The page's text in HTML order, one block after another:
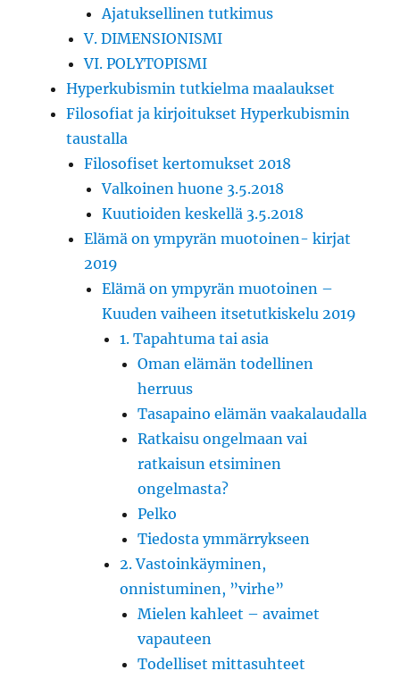
Ajatuksellinen tutkimus
V. DIMENSIONISMI
VI. POLYTOPISMI
Hyperkubismin tutkielma maalaukset
Filosofiat ja kirjoitukset Hyperkubismin
taustalla
Filosofiset kertomukset 2018
Valkoinen huone 3.5.2018
Kuutioiden keskellä 3.5.2018
Elämä on ympyrän muotoinen- kirjat
2019
Elämä on ympyrän muotoinen –
Kuuden vaiheen itsetutkiskelu 2019
1. Tapahtuma tai asia
Oman elämän todellinen
herruus
Tasapaino elämän vaakalaudalla
Ratkaisu ongelmaan vai
ratkaisun etsiminen
ongelmasta?
Pelko
Tiedosta ymmärrykseen
2. Vastoinkäyminen,
onnistuminen, ”virhe”
Mielen kahleet – avaimet
vapauteen
Todelliset mittasuhteet